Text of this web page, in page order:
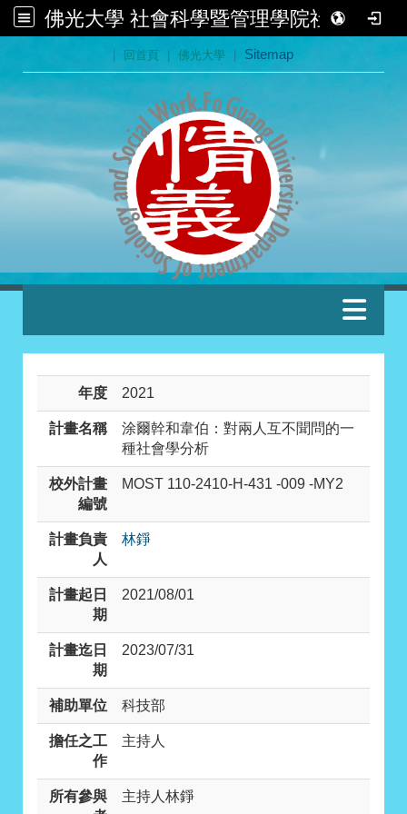
佛光大學 社會科學暨管理學院社會學系
| 回首頁 | 佛光大學 | Sitemap
:::
年度 2021
計畫名稱
涂爾幹和韋伯：對兩人互不聞問的一
種社會學分析
校外計畫
編號
MOST 110-2410-H-431 -009 -MY2
計畫負責
人
林錚
計畫起日
期
2021/08/01
計畫迄日
期
2023/07/31
補助單位 科技部
擔任之工
作
主持人
所有參與
主持人林錚